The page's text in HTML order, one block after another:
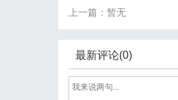
上一篇：暂无
最新评论(0)